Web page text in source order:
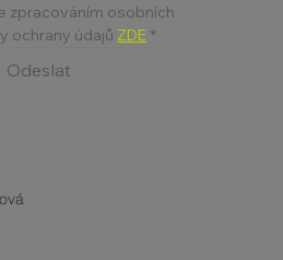
zpracováním osobních
ochrany údajů ZDE *
Odeslat